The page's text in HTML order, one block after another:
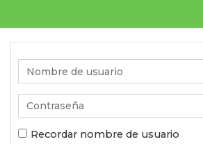
Nombre de usuario
Contraseña
Recordar nombre de usuario